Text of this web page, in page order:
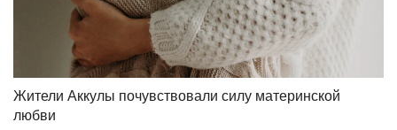
Жители Аккулы почувствовали силу материнской
любви